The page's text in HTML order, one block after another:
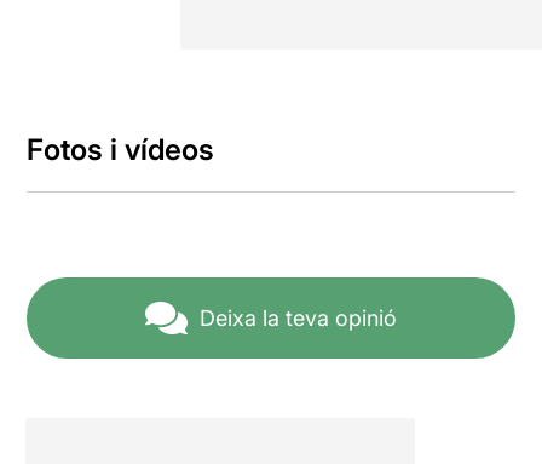
Fotos i vídeos
Deixa la teva opinió